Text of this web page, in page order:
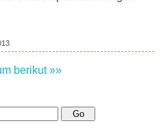
berikut »»